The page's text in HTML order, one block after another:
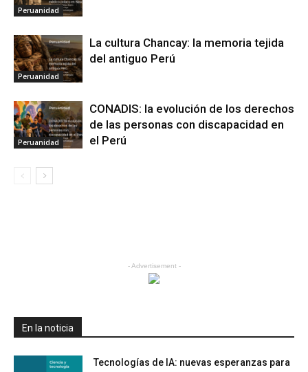
Peruanidad
Peruanidad
La cultura Chancay: la memoria tejida
del antiguo Perú
Peruanidad
CONADIS: la evolución de los derechos
de las personas con discapacidad en
el Perú
- Advertisement -
En la noticia
Tecnologías de IA: nuevas esperanzas para